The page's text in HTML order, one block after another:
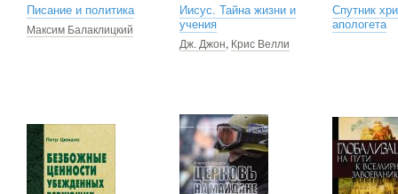
Писание и политика
Максим Балаклицкий
Иисус. Тайна жизни и
учения
Дж. Джон, Крис Велли
Спутник
апологета